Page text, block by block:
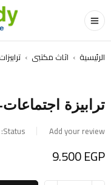
الرئيسية › اثاث مكتبى ›
ترابيزة
Add your review
Status:
9.500EGP